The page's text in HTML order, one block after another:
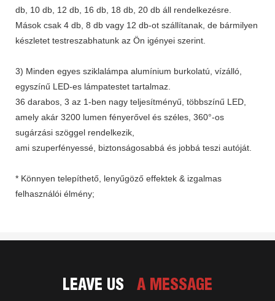
db, 10 db, 12 db, 16 db, 18 db, 20 db áll rendelkezésre.
Mások csak 4 db, 8 db vagy 12 db-ot szállítanak, de bármilyen
készletet testreszabhatunk az Ön igényei szerint.
3) Minden egyes sziklalámpa alumínium burkolatú, vízálló,
egyszínű LED-es lámpatestet tartalmaz.
36 darabos, 3 az 1-ben nagy teljesítményű, többszínű LED,
amely akár 3200 lumen fényerővel és széles, 360°-os
sugárzási szöggel rendelkezik,
ami szuperfényessé, biztonságosabbá és jobbá teszi autóját.
* Könnyen telepíthető, lenyűgöző effektek & izgalmas
felhasználói élmény;
LEAVE US A MESSAGE